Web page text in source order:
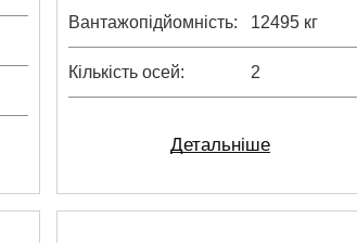
Вантажопідйомність 12495 кг
Кількість осей 2
Детальніше